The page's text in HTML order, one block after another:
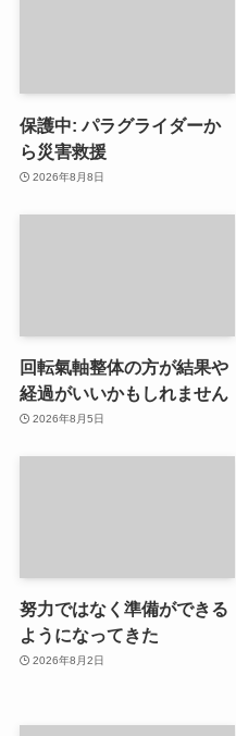
保護中: パラグライダーか
ら災害救援
2026年8月8日
回転氣軸整体の方が結果や
経過がいいかもしれません
2026年8月5日
努力ではなく準備ができる
ようになってきた
2026年8月2日